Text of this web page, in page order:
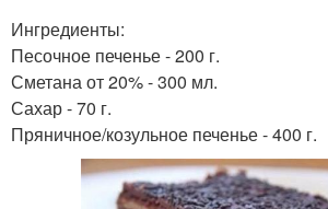
Ингредиенты:
Песочное печенье - 200 г.
Сметана от 20% - 300 мл.
Сахар - 70 г.
Пряничное/козульное печенье - 400 г.